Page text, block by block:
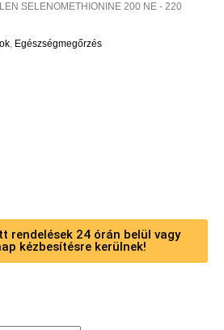
SELENOMETHIONINE 200 NE - 220
, Egészségmegőrzés
rendelések 24 órán belül vagy
kézbesítésre kerülnek!